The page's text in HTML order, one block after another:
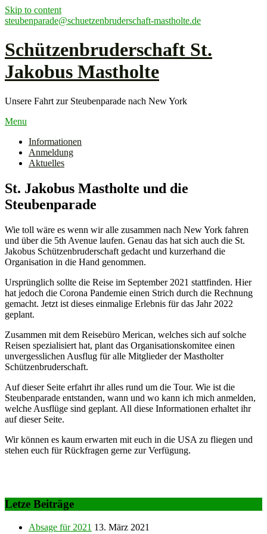
Skip to content
steubenparade@schuetzenbruderschaft-mastholte.de
Schützenbruderschaft St.
Jakobus Mastholte
Unsere Fahrt zur Steubenparade nach New York
Menu
Informationen
Anmeldung
Aktuelles
St. Jakobus Mastholte und die
Steubenparade
Wie toll wäre es wenn wir alle zusammen nach New York fahren
und über die 5th Avenue laufen. Genau das hat sich auch die St.
Jakobus Schützenbruderschaft gedacht und kurzerhand die
Organisation in die Hand genommen.
Ursprünglich sollte die Reise im September 2021 stattfinden. Hier
hat jedoch die Corona Pandemie einen Strich durch die Rechnung
gemacht. Jetzt ist dieses einmalige Erlebnis für das Jahr 2022
geplant.
Zusammen mit dem Reisebüro Merican, welches sich auf solche
Reisen spezialisiert hat, plant das Organisationskomitee einen
unvergesslichen Ausflug für alle Mitglieder der Mastholter
Schützenbruderschaft.
Auf dieser Seite erfahrt ihr alles rund um die Tour. Wie ist die
Steubenparade entstanden, wann und wo kann ich mich anmelden,
welche Ausflüge sind geplant. All diese Informationen erhaltet ihr
auf dieser Seite.
Wir können es kaum erwarten mit euch in die USA zu fliegen und
stehen euch für Rückfragen gerne zur Verfügung.
Letze Beiträge
Absage für 2021 13. März 2021